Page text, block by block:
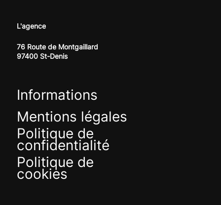
L'agence
76 Route de Montgaillard
97400 St-Denis
Informations
Mentions légales
Politique de
confidentialité
Politique de
cookies